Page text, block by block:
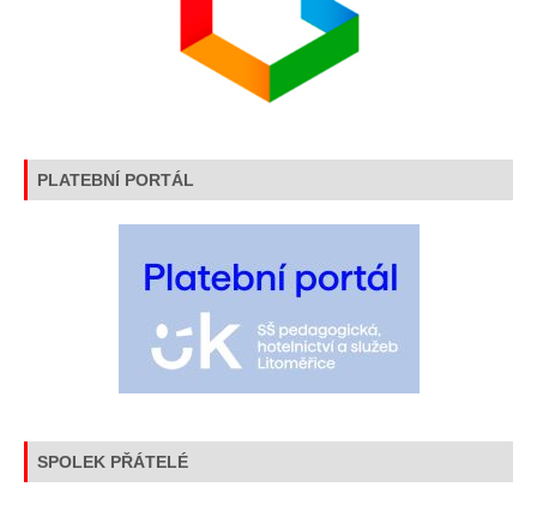
PLATEBNÍ PORTÁL
SPOLEK PŘÁTELÉ